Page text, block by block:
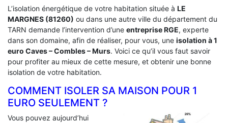
L’isolation énergétique de votre habitation située à LE
MARGNES (81260) ou dans une autre ville du département du
TARN demande l’intervention d’une entreprise RGE, experte
dans son domaine, afin de réaliser, pour vous, une isolation à 1
euro Caves – Combles – Murs. Voici ce qu’il vous faut savoir
pour profiter au mieux de cette mesure, et obtenir une bonne
isolation de votre habitation.
COMMENT ISOLER SA MAISON POUR 1
EURO SEULEMENT ?
Vous pouvez aujourd’hui